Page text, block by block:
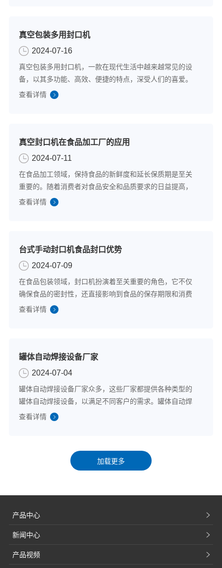
真空包装多用封口机
2024-07-16
真空包装多用封口机，一款在现代生活中越来越常见的设
备，以其多功能、高效、便捷的特点，深受人们的喜爱。
无论是在家庭还是在工业领域，它都能发挥出其强大的功
查看详情
真空封口机在食品加工厂的应用
2024-07-11
在食品加工领域，保持食品的新鲜度和延长保质期是至关
重要的。随着消费者对食品安全和品质要求的日益提高，
食品加工企业不断寻求创新技术来满足这些需求。真空封
查看详情
台式手动封口机食品封口优势
2024-07-09
在食品包装领域，封口机扮演着至关重要的角色，它不仅
确保食品的密封性，还直接影响到食品的保存期限和消费
者的食用安全，以其操作简便、成本低廉、灵活性高等优
查看详情
​罐体自动焊接设备厂家
2024-07-04
罐体自动焊接设备厂家众多，这些厂家都提供各种类型的
罐体自动焊接设备，以满足不同客户的需求。罐体自动焊
接设备在自动化程度、焊接质量、适应性和节能环保等方
查看详情
产品中心
新闻中心
产品视频